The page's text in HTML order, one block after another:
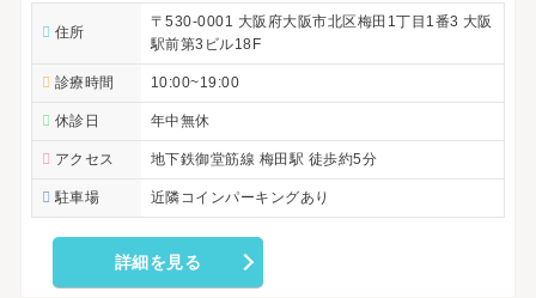
住所
〒530-0001 大阪府大阪市北区梅田1丁目1番3 大阪
駅前第3ビル18F
診療時間 10:00~19:00
休診日 年中無休
アクセス 地下鉄御堂筋線 梅田駅 徒歩約5分
駐車場 近隣コインパーキングあり
詳細を見る